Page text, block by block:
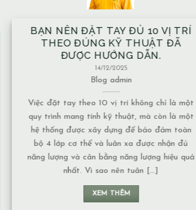
NHÀ XÂY TRÊN MẠCH NƯỚC
NGẦM CÓ ẢNH HƯỞNG GÌ VỀ
MẶT NĂNG LƯỢNG KHÔNG?
13/12/2025
Blogadmin
Mạch nước ngầm có nhiều dạng khác nhau,
và mức độ ảnh hưởng về năng lượng cũng
phụ thuộc vào tính chất của nguồn nước: 1.
Nước chảy hay nước đọng – Nếu là nước
chảy, năng lượng thường chuyển động liên
tục nên không tạo ra ứ đọng. – Nếu là nước
đọng, lâu [...]